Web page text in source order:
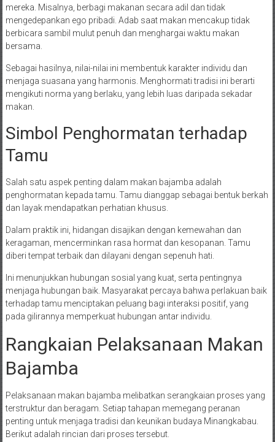
mereka. Misalnya, berbagi makanan secara adil dan tidak
mengedepankan ego pribadi. Adab saat makan mencakup tidak
berbicara sambil mulut penuh dan menghargai waktu makan
bersama.
Sebagai hasilnya, nilai-nilai ini membentuk karakter individu dan
menjaga suasana yang harmonis. Menghormati tradisi ini berarti
mengikuti norma yang berlaku, yang lebih luas daripada sekadar
makan.
Simbol Penghormatan terhadap
Tamu
Salah satu aspek penting dalam makan bajamba adalah
penghormatan kepada tamu. Tamu dianggap sebagai bentuk berkah
dan layak mendapatkan perhatian khusus.
Dalam praktik ini, hidangan disajikan dengan kemewahan dan
keragaman, mencerminkan rasa hormat dan kesopanan. Tamu
diberi tempat terbaik dan dilayani dengan sepenuh hati.
Ini menunjukkan hubungan sosial yang kuat, serta pentingnya
menjaga hubungan baik. Masyarakat percaya bahwa perlakuan baik
terhadap tamu menciptakan peluang bagi interaksi positif, yang
pada gilirannya memperkuat hubungan antar individu.
Rangkaian Pelaksanaan Makan
Bajamba
Pelaksanaan makan bajamba melibatkan serangkaian proses yang
terstruktur dan beragam. Setiap tahapan memegang peranan
penting untuk menjaga tradisi dan keunikan budaya Minangkabau.
Berikut adalah rincian dari proses tersebut.